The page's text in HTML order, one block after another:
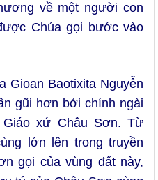
về một người con
Chúa gọi bước vào
Gioan Baotixita Nguyễn
gũi hơn bởi chính ngài
xứ Châu Sơn. Từ
lớn lên trong truyền
gọi của vùng đất này,